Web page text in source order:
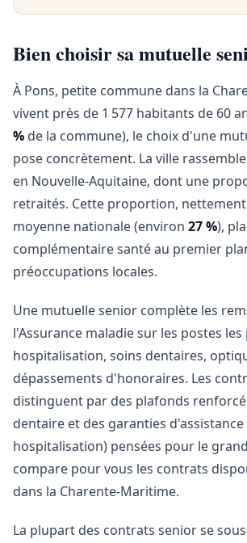
Bien choisir sa mutuelle
À Pons, petite commune dans la
vivent près de 1 577 habitants de 60
% de la commune), le choix d'une
pose concrètement. La ville
en Nouvelle-Aquitaine, dont une
retraités. Cette proportion,
moyenne nationale (environ 27 %),
complémentaire santé au premier
préoccupations locales.
Une mutuelle senior complète les
l'Assurance maladie sur les postes
hospitalisation, soins dentaires,
dépassements d'honoraires. Les
distinguent par des plafonds
dentaire et des garanties
hospitalisation) pensées pour le
compare pour vous les contrats
dans la Charente-Maritime.
La plupart des contrats senior se